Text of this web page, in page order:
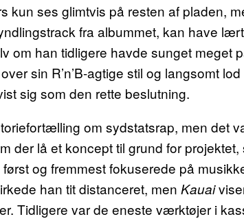
kun ses glimtvis på resten af pladen,
fra albummet, kan have lært
om han tidligere havde sunget meget
sin R’n’B-agtige stil og langsomt
sig som den rette beslutning.
om sydstatsrap, men det
der lå et koncept til grund for projektet,
og fremmest fokuserede på
han tit distanceret, men Kauai
Tidligere var de eneste værktøjer i